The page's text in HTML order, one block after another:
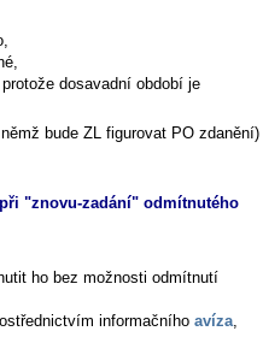
dosavadní období je
bude ZL figurovat PO zdanění)
"znovu-zadání" odmítnutého
ho bez možnosti odmítnutí
informačního avíza